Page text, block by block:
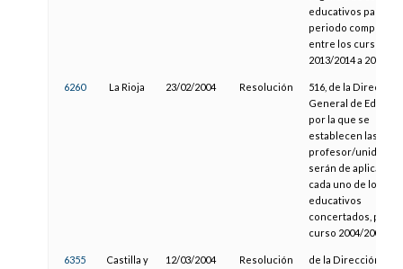
educativos para el
periodo
entre los cursos
2013/2014 a 2016/
6260 La Rioja 23/02/2004 Resolución
516, de la Dirección
General de
por la que se
establecen las
profesor/unidad
serán de aplicación
cada uno de los
educativos
concertados, para
curso 2004/2005
6355
Castilla y
12/03/2004 Resolución
de la Dirección